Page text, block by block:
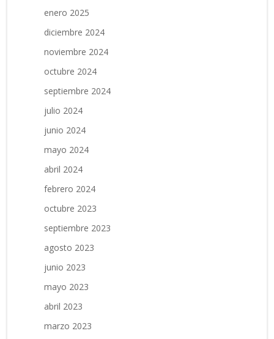
enero 2025
diciembre 2024
noviembre 2024
octubre 2024
septiembre 2024
julio 2024
junio 2024
mayo 2024
abril 2024
febrero 2024
octubre 2023
septiembre 2023
agosto 2023
junio 2023
mayo 2023
abril 2023
marzo 2023